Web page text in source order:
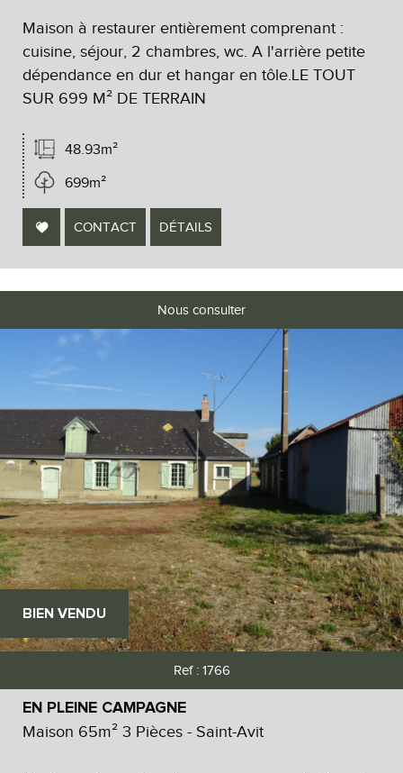
Maison à restaurer entièrement comprenant :
cuisine, séjour, 2 chambres, wc. A l'arrière petite
dépendance en dur et hangar en tôle.LE TOUT
SUR 699 M² DE TERRAIN
48.93m²
699m²
CONTACT DÉTAILS
BIEN VENDU
Nous consulter
Ref : 1766
EN PLEINE CAMPAGNE
Maison 65m² 3 Pièces - Saint-Avit